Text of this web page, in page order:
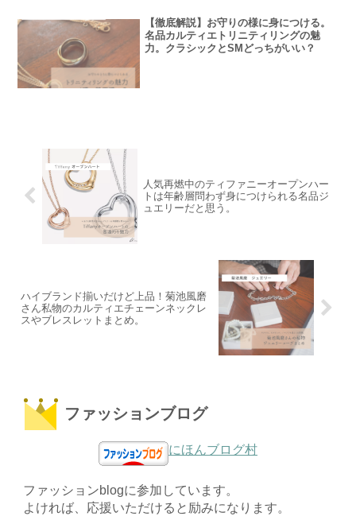
【徹底解説】お守りの様に身につける。
名品カルティエトリニティリングの魅
力。クラシックとSMどっちがいい？
人気再燃中のティファニーオープンハー
トは年齢層問わず身につけられる名品ジ
ュエリーだと思う。
ハイブランド揃いだけど上品！菊池風磨
さん私物のカルティエチェーンネックレ
スやブレスレットまとめ。
ファッションブログ
にほんブログ村
ファッションblogに参加しています。
よければ、応援いただけると励みになります。